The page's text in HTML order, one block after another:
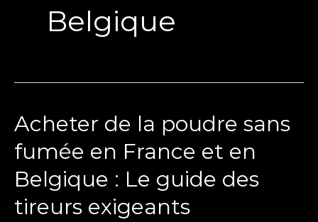
Belgique
Acheter de la poudre sans
fumée en France et en
Belgique : Le guide des
tireurs exigeants
Acheter
la
poudre
fumée